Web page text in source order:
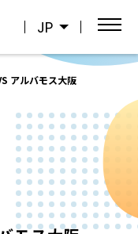
JP
アルバモス大阪